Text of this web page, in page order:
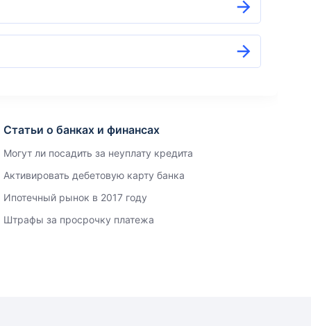
Статьи о банках и финансах
Могут ли посадить за неуплату кредита
Активировать дебетовую карту банка
Ипотечный рынок в 2017 году
Штрафы за просрочку платежа